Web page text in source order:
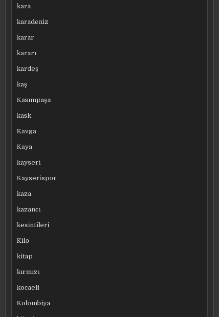
kara
karadeniz
karar
kararı
kardeş
kaş
Kasımpaşa
kask
Kavga
Kaya
kayseri
Kayserispor
kaza
kazancı
kesintileri
Kilo
kitap
kırmızı
kocaeli
Kolombiya